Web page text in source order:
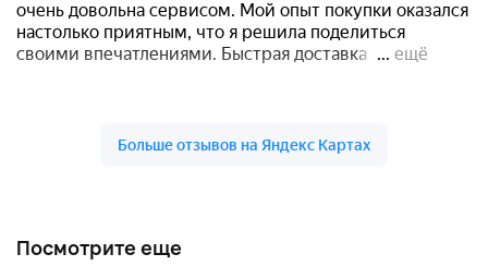
Посмотрите еще